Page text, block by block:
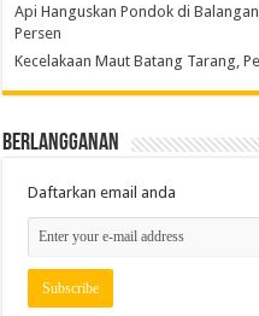
Api Hanguskan Pondok di
Persen
Kecelakaan Maut Batang Tarang,
Berlangganan
Daftarkan email anda